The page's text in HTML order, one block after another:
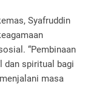
Syafruddin
“Pembinaan
dan spiritual bagi
masa